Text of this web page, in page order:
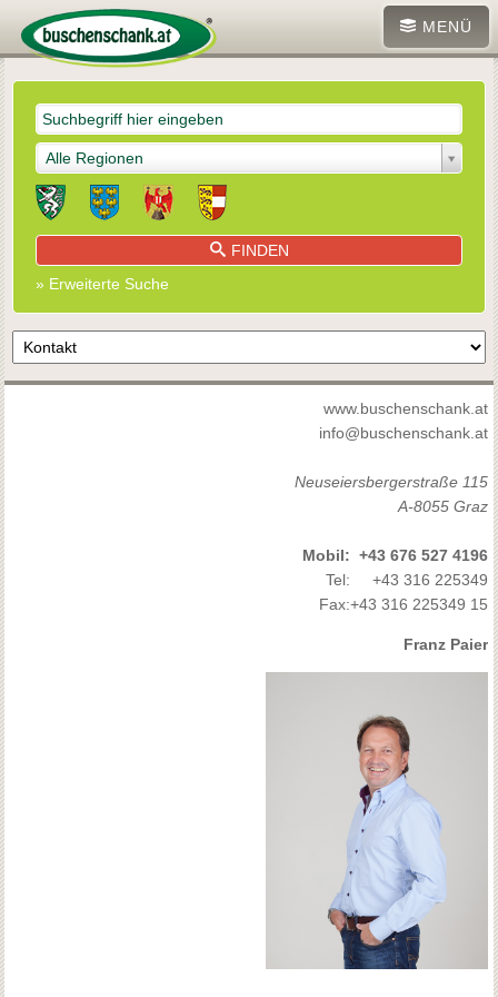
MENÜ
Alle Regionen
FINDEN
» Erweiterte Suche
www.buschenschank.at
info@buschenschank.at
Neuseiersbergerstraße 115
A-8055 Graz
Mobil: +43 676 527 4196
Tel:
+43 316 225349
Fax:+43 316 225349 15
Franz Paier